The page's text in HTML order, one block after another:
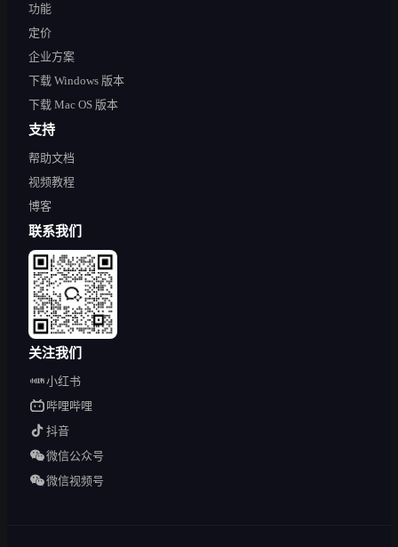
功能
定价
企业方案
下载 Windows 版本
下载 Mac OS 版本
支持
帮助文档
视频教程
博客
联系我们
关注我们
小红书
哔哩哔哩
抖音
微信公众号
微信视频号